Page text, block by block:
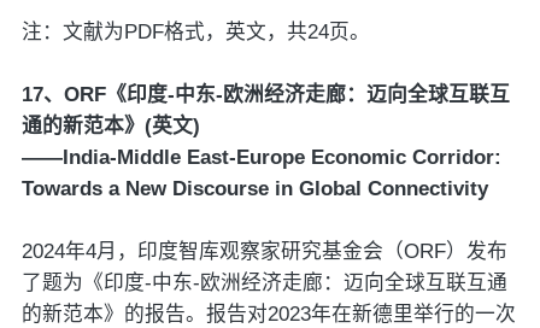
注：文献为PDF格式，英文，共24页。
17、ORF《印度-中东-欧洲经济走廊：迈向全球互联互
通的新范本》(英文)
——India-Middle East-Europe Economic Corridor:
Towards a New Discourse in Global Connectivity
2024年4月，印度智库观察家研究基金会（ORF）发布
了题为《印度-中东-欧洲经济走廊：迈向全球互联互通
的新范本》的报告。报告对2023年在新德里举行的一次